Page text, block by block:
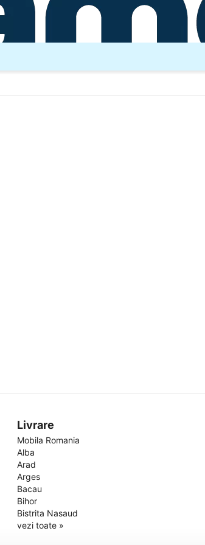
Livrare
Mobila Romania
Alba
Arad
Arges
Bacau
Bihor
Bistrita Nasaud
vezi toate »